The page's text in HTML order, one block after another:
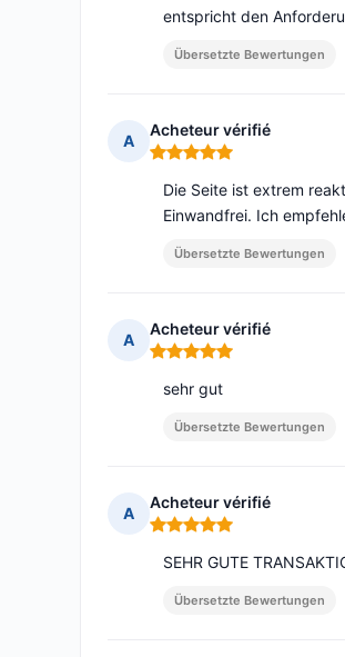
entspricht den
Übersetzte Bewertungen
A
Acheteur vérifié
Hinweis: 5 von 5
Die Seite ist extrem
Einwandfrei. Ich
Übersetzte Bewertungen
A
Acheteur vérifié
Hinweis: 5 von 5
sehr gut
Übersetzte Bewertungen
A
Acheteur vérifié
Hinweis: 5 von 5
SEHR GUTE
Übersetzte Bewertungen